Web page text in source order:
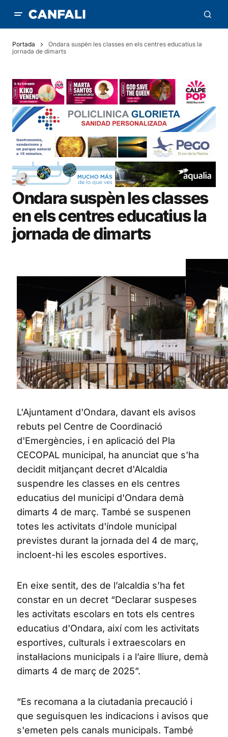
Portada
Ondara suspèn les classes en els centres educatius la
jornada de dimarts
Ondara suspèn les classes
en els centres educatius la
jornada de dimarts
L'Ajuntament d'Ondara, davant els avisos
rebuts pel Centre de Coordinació
d'Emergències, i en aplicació del Pla
CECOPAL municipal, ha anunciat que s'ha
decidit mitjançant decret d'Alcaldia
suspendre les classes en els centres
educatius del municipi d'Ondara demà
dimarts 4 de març. També se suspenen
totes les activitats d'índole municipal
previstes durant la jornada del 4 de març,
incloent-hi les escoles esportives.
En eixe sentit, des de l’alcaldia s’ha fet
constar en un decret “Declarar suspeses
les activitats escolars en tots els centres
educatius d'Ondara, així com les activitats
esportives, culturals i extraescolars en
instal·lacions municipals i a l’aire lliure, demà
dimarts 4 de març de 2025”.
“Es recomana a la ciutadania precaució i
que seguisquen les indicacions i avisos que
s'emeten pels canals municipals. També